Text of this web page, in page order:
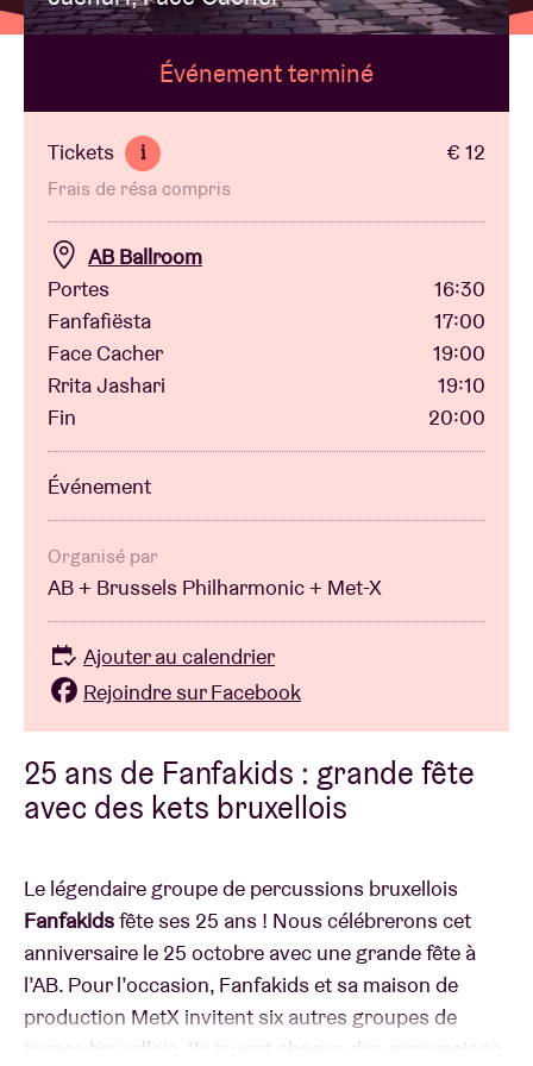
Location de salles
BRDCST
ABtv
Chèque-concert
À propos de l'AB
Contact
25 ans de Fanfakids : grande fête
avec des kets bruxellois
Le légendaire groupe de percussions bruxellois
Fanfakidsfête ses 25 ans ! Nous célébrerons cet
anniversaire le 25 octobre avec une grande fête à
l’AB. Pour l’occasion, Fanfakids et sa maison de
production MetX invitent six autres groupes de
jeunes bruxellois. Ils jouent chacun des percussions
Événement terminé
Tickets i € 12
Frais de résa compris
AB Ballroom
Portes
16:30
Fanfafiësta
17:00
Face Cacher
19:00
Rrita Jashari
19:10
Fin
20:00
Événement
Organisé par
AB + Brussels Philharmonic + Met-X
Ajouter au calendrier
Rejoindre sur Facebook